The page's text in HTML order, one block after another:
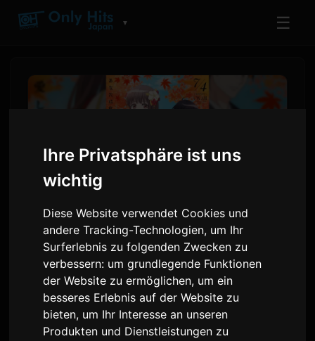
Ihre Privatsphäre ist uns
wichtig
Diese Website verwendet Cookies und
andere Tracking-Technologien, um Ihr
Surferlebnis zu folgenden Zwecken zu
verbessern: um grundlegende Funktionen
der Website zu ermöglichen, um ein
besseres Erlebnis auf der Website zu
bieten, um Ihr Interesse an unseren
Produkten und Dienstleistungen zu
▼ ☰
ClariS veröffentlicht neue
Single 'Hitokoto' für den
Anime 'Oni no Hanayome'
VonSam
6 Juli 2026